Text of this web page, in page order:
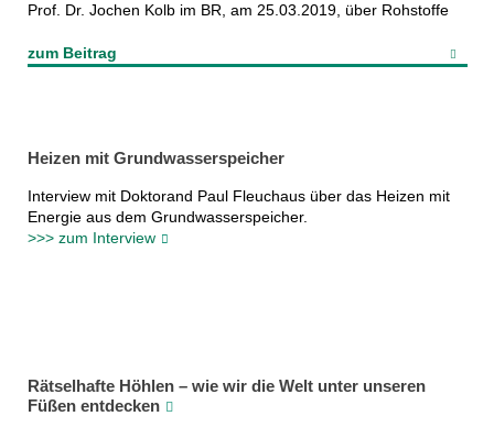
Prof. Dr. Jochen Kolb im BR, am 25.03.2019, über Rohstoffe
zum Beitrag
Heizen mit Grundwasserspeicher
Interview mit Doktorand Paul Fleuchaus über das Heizen mit
Energie aus dem Grundwasserspeicher.
>>> zum Interview
Rätselhafte Höhlen – wie wir die Welt unter unseren
Füßen entdecken